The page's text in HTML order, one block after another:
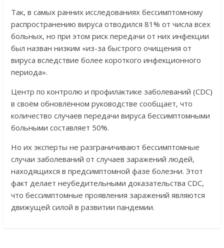
Так, в самых ранних исследованиях бессимптомному
распространению вируса отводился 81% от числа всех
больных, но при этом риск передачи от них инфекции
был назван низким «из-за быстрого очищения от
вируса вследствие более короткого инфекционного
периода».
Центр по контролю и профилактике заболеваний (CDC)
в своём обновлённом руководстве сообщает, что
количество случаев передачи вируса бессимптомными
больными составляет 50%.
Но их эксперты не разграничивают бессимптомные
случаи заболеваний от случаев заражений людей,
находящихся в предсимптомной фазе болезни. Этот
факт делает неубедительными доказательства CDC,
что бессимптомные проявления заражений являются
движущей силой в развитии пандемии.